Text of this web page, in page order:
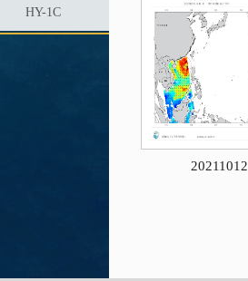
HY-1C
20211012